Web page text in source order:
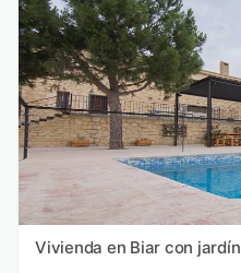
Vivienda en Biar con jardín